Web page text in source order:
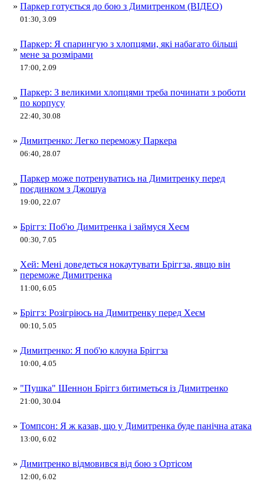
» Паркер готується до бою з Димитренком (ВІДЕО)
01:30, 3.09
»
Паркер: Я спарингую з хлопцями, які набагато більші
мене за розмірами
17:00, 2.09
»
Паркер: З великими хлопцями треба починати з роботи
по корпусу
22:40, 30.08
» Димитренко: Легко переможу Паркера
06:40, 28.07
»
Паркер може потренуватись на Димитренку перед
поєдинком з Джошуа
19:00, 22.07
» Бріггз: Поб'ю Димитренка і займуся Хеєм
00:30, 7.05
»
Хей: Мені доведеться нокаутувати Бріггза, явщо він
переможе Димитренка
11:00, 6.05
» Бріггз: Розігріюсь на Димитренку перед Хеєм
00:10, 5.05
» Димитренко: Я поб'ю клоуна Бріггза
10:00, 4.05
» "Пушка" Шеннон Бріггз битиметься із Димитренко
21:00, 30.04
» Томпсон: Я ж казав, що у Димитренка буде панічна атака
13:00, 6.02
» Димитренко відмовився від бою з Ортісом
12:00, 6.02